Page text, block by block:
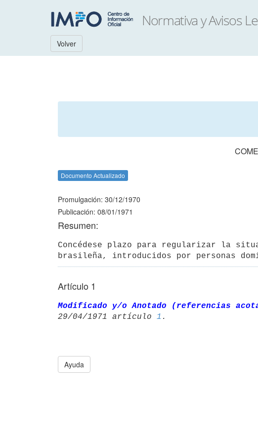
Volver
Documento Actualizado
Promulgación: 30/12/1970
Publicación: 08/01/1971
Resumen:
Concédese plazo para regularizar la
brasileña, introducidos por personas
Artículo 1
Modificado y/o Anotado (referencias
29/04/1971 artículo 1
Ayuda